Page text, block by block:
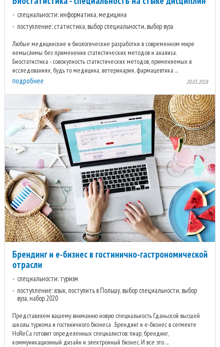
специальности: информатика, медицина
поступление: статистика, выбор специальности, выбор вуза
Любые медицинские и биологические разработки в современном мире
немыслимы без применения статистических методов и анализа.
Биостатистика - совокупность статистических методов, применяемых в
исследованиях, будь то медицина, ветеринария, фармацевтика ...
подробнее 20.03.2018
Брендинг и е-бизнес в гостинично-гастрономической
отрасли
специальности: туризм
поступление: язык, поступить в Польшу, выбор специальности, выбор
вуза, набор 2020
Представляем вашему вниманию новую специальность Гданьской высшей
школы туризма и гостиничного бизнеса . Брендинг и e-бизнес в сегменте
HoReCa готовит определенных специалистов: пиар, брендинг,
коммуникационный дизайн и электронный бизнес. И все это ...